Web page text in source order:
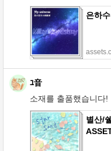
은하
ﾕ音
소재를 출품했습니다!
별산/